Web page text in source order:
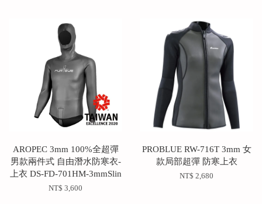
AROPEC 3mm 100%全超彈
男款兩件式 自由潛水防寒衣-
上衣 DS-FD-701HM-3mmSlin
NT$ 3,600
PROBLUE RW-716T 3mm 女
款局部超彈 防寒上衣
NT$ 2,680